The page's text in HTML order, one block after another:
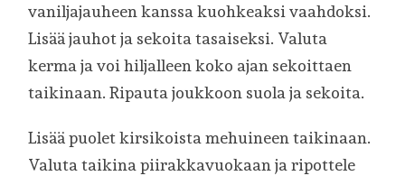
vaniljajauheen kanssa kuohkeaksi vaahdoksi.
Lisää jauhot ja sekoita tasaiseksi. Valuta
kerma ja voi hiljalleen koko ajan sekoittaen
taikinaan. Ripauta joukkoon suola ja sekoita.
Lisää puolet kirsikoista mehuineen taikinaan.
Valuta taikina piirakkavuokaan ja ripottele